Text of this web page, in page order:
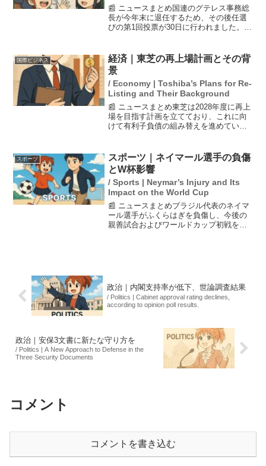
📰 ニュースまとめ国連のグテレス事務総
長が今年末に退任するため、その後任選
びの第1回投票が30日に行われました。候
ロドリゲスバーケット大使は、安保理の
改革について「利...
国際ビジネス
経済｜東芝の再上場計画とその背
景
/ Economy | Toshiba’s Plans for Re-
Listing and Their Background
📰 ニュースまとめ東芝は2028年度に再上
場を目指す計画を立てており、これに向
けて有利子負債の組み替えを進めていま
入れを一本化する方針です。この経営再
建により、財務...
スポーツ
スポーツ｜ネイマール選手の負傷
とW杯影響
/ Sports | Neymar’s Injury and Its
Impact on the World Cup
📰 ニュースまとめブラジル代表のネイマ
ール選手がふくらはぎを負傷し、今後の
親善試合およびワールドカップ初戦を欠
政治｜内閣支持率が低下、世論調査結果
/ Politics | Cabinet approval rating declines,
according to opinion poll results.
政治｜安保3文書に新たな守り方を
/ Politics | A New Approach to Defense in the
Three Security Documents
コメント
コメントを書き込む